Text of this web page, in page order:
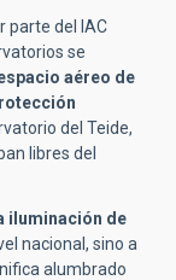
parte del IAC
se
aéreo de
del Teide,
libres del
iluminación de
nacional, sino a
alumbrado